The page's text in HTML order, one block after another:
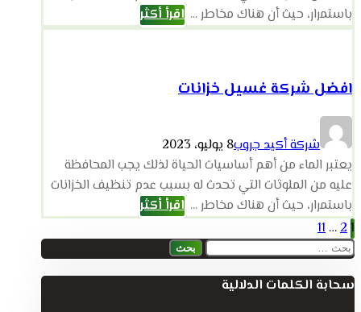
باستمرار، حيث أن هناك مخاطر ... اقرأ أكثر
افضل شركة غسيل خزانات
شركة أكيد جروب8 يوليو، 2023
يعتبر الماء من أهم أساسيات الحياة لذلك يجب المحافظة
عليه من الملوثات التي تحدث له بسبب عدم تنظيف الخزانات
باستمرار، حيث أن هناك مخاطر ... اقرأ أكثر
تعدد
صفحات
المقالات
1
2
…
11
البحث
سحابة الكلمات الدلالية